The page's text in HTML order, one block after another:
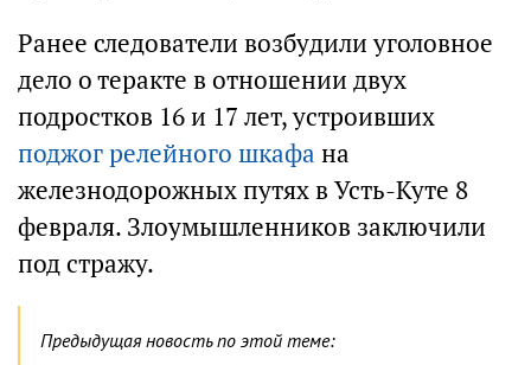
Ранее следователи возбудили уголовное
дело о теракте в отношении двух
подростков 16 и 17 лет, устроивших
поджог релейного шкафа на
железнодорожных путях в Усть-Куте 8
февраля. Злоумышленников заключили
под стражу.
Предыдущая новость по этой теме: